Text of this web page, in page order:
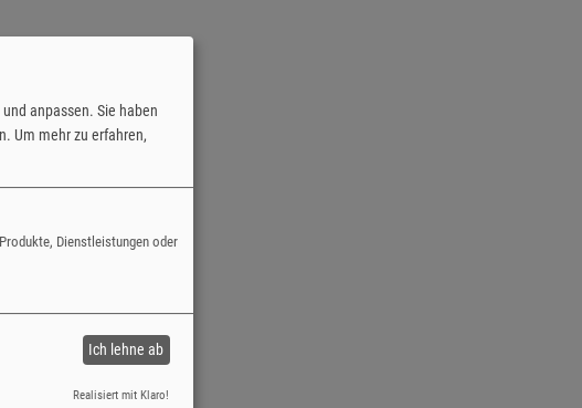
anpassen. Sie haben
Um mehr zu erfahren,
Dienstleistungen oder
Ich lehne ab
Realisiert mit Klaro!